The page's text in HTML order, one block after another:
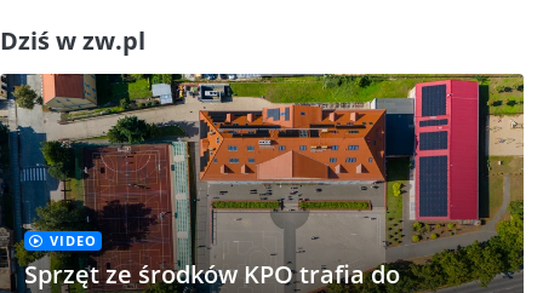
Dziś w zw.pl
VIDEO
Sprzęt ze środków KPO trafia do